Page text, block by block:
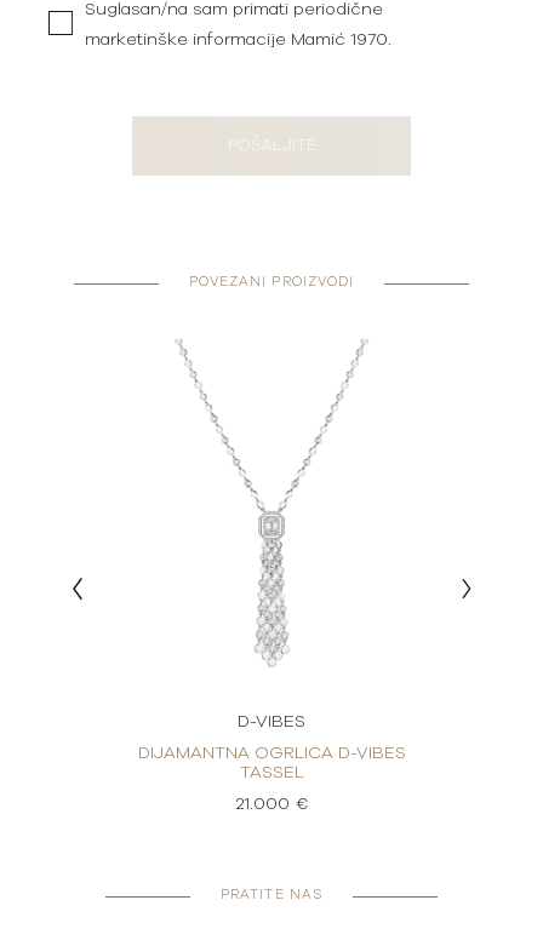
Suglasan/na sam primati periodične
marketinške informacije Mamić 1970.
POŠALJITE
POVEZANI PROIZVODI
D-VIBES
DIJAMANTNA OGRLICA D-VIBES
TASSEL
21.000 €
PRATITE NAS